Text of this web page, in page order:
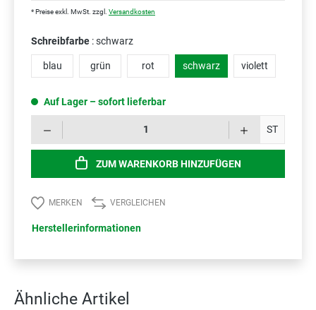
* Preise exkl. MwSt. zzgl. Versandkosten
Schreibfarbe : schwarz
blau grün rot schwarz violett
Auf Lager – sofort lieferbar
ST
ZUM WARENKORB HINZUFÜGEN
MERKEN VERGLEICHEN
Herstellerinformationen
Ähnliche Artikel